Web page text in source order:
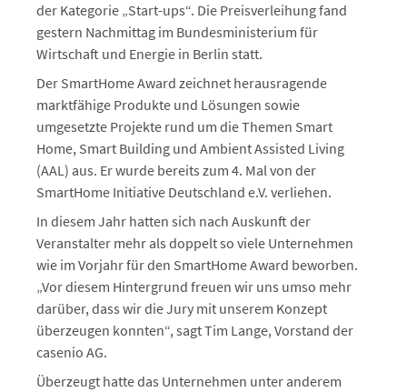
der Kategorie „Start-ups“. Die Preisverleihung fand
gestern Nachmittag im Bundesministerium für
Wirtschaft und Energie in Berlin statt.
Der SmartHome Award zeichnet herausragende
marktfähige Produkte und Lösungen sowie
umgesetzte Projekte rund um die Themen Smart
Home, Smart Building und Ambient Assisted Living
(AAL) aus. Er wurde bereits zum 4. Mal von der
SmartHome Initiative Deutschland e.V. verliehen.
In diesem Jahr hatten sich nach Auskunft der
Veranstalter mehr als doppelt so viele Unternehmen
wie im Vorjahr für den SmartHome Award beworben.
„Vor diesem Hintergrund freuen wir uns umso mehr
darüber, dass wir die Jury mit unserem Konzept
überzeugen konnten“, sagt Tim Lange, Vorstand der
casenio AG.
Überzeugt hatte das Unternehmen unter anderem